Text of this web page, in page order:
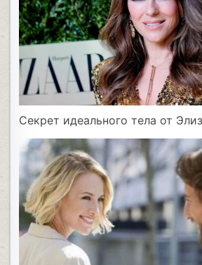
Секрет идеального тела от